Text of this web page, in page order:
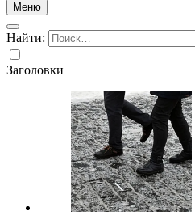
Меню
Найти:
Заголовки